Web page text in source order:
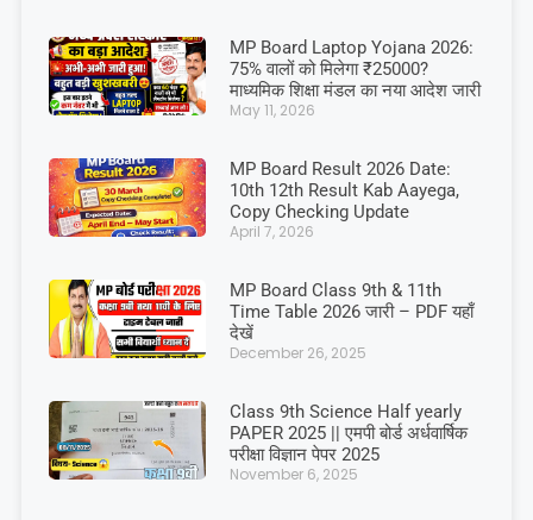
MP Board Laptop Yojana 2026:
75% वालों को मिलेगा ₹25000?
माध्यमिक शिक्षा मंडल का नया आदेश जारी
May 11, 2026
MP Board Result 2026 Date:
10th 12th Result Kab Aayega,
Copy Checking Update
April 7, 2026
MP Board Class 9th & 11th
Time Table 2026 जारी – PDF यहाँ
देखें
December 26, 2025
Class 9th Science Half yearly
PAPER 2025 || एमपी बोर्ड अर्धवार्षिक
परीक्षा विज्ञान पेपर 2025
November 6, 2025